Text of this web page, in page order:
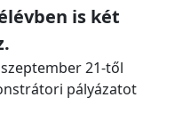
is két
szeptember 21-től
pályázatot